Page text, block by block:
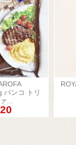
パンコ トリ
...
rápida